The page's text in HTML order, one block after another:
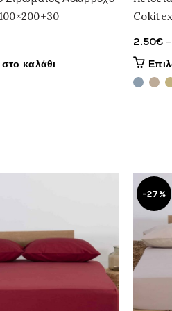
καλάθι
Cokitex
2.50€ –
-27%